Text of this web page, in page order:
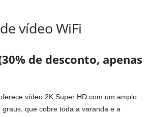
vídeo WiFi
de desconto, apenas
vídeo 2K Super HD com um amplo
que cobre toda a varanda e a